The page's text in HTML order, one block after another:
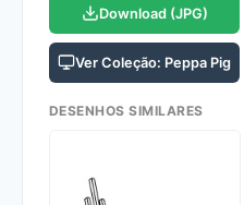
Download (JPG)
Ver Coleção: Peppa Pig
DESENHOS SIMILARES